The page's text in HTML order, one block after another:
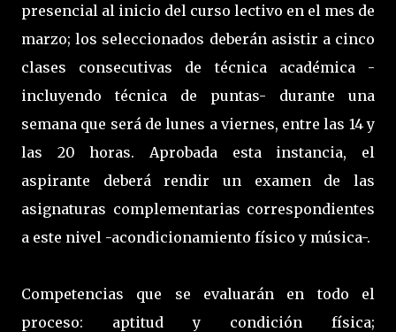
presencial al inicio del curso lectivo en el mes de
marzo; los seleccionados deberán asistir a cinco
clases consecutivas de técnica académica -
incluyendo técnica de puntas- durante una
semana que será de lunes a viernes, entre las 14 y
las 20 horas. Aprobada esta instancia, el
aspirante deberá rendir un examen de las
asignaturas complementarias correspondientes
a este nivel -acondicionamiento físico y música-.
Competencias que se evaluarán en todo el
proceso: aptitud y condición física;